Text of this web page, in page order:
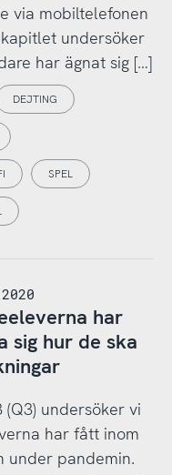
via mobiltelefonen
undersöker
har ägnat sig […]
DEJTING
SPEL
2020
har
sig hur de ska
undersöker vi
har fått inom
under pandemin.